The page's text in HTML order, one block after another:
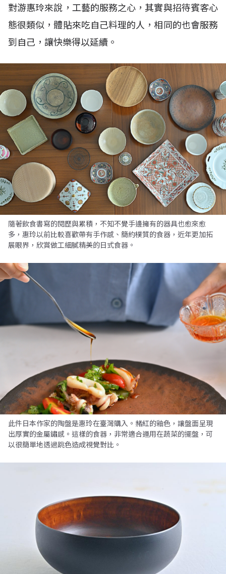
對游惠玲來說，工藝的服務之心，其實與招待賓客心
態很類似，體貼來吃自己料理的人，相同的也會服務
到自己，讓快樂得以延續。
隨著飲食書寫的閱歷與累積，不知不覺手邊擁有的器具也愈來愈
多，惠玲以前比較喜歡帶有手作感、簡約樸質的食器，近年更加拓
展眼界，欣賞做工細膩精美的日式食器。
此件日本作家的陶盤是惠玲在臺灣購入。赭紅的釉色，讓盤面呈現
出厚實的金屬鏽感。這樣的食器，非常適合運用在蔬菜的擺盤，可
以很簡單地透過跳色造成視覺對比。